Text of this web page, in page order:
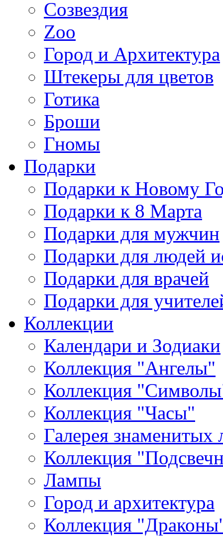
Созвездия
Zoo
Город и Архитектура
Штекеры для цветов
Готика
Броши
Гномы
Подарки
Подарки к Новому
Подарки к 8 Марта
Подарки для мужчин
Подарки для людей
Подарки для врачей
Подарки для
Коллекции
Календари и Зодиаки
Коллекция "Ангелы"
Коллекция
Коллекция "Часы"
Галерея знаменитых
Коллекция
Лампы
Город и архитектура
Коллекция